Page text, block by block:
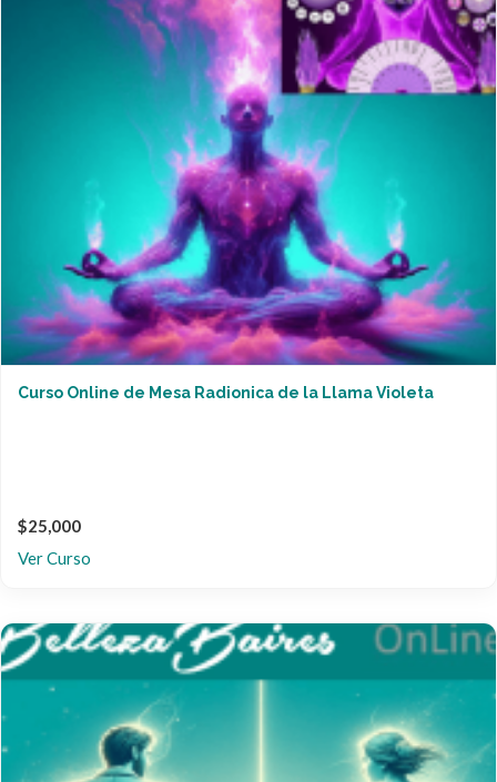
Curso Online de Mesa Radionica de la Llama Violeta
$25,000
Ver Curso